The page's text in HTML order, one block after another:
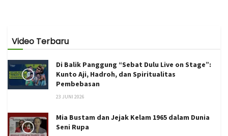
Video Terbaru
Di Balik Panggung “Sebat Dulu Live on Stage”:
Kunto Aji, Hadroh, dan Spiritualitas
Pembebasan
23 JUNI 2026
Mia Bustam dan Jejak Kelam 1965 dalam Dunia
Seni Rupa